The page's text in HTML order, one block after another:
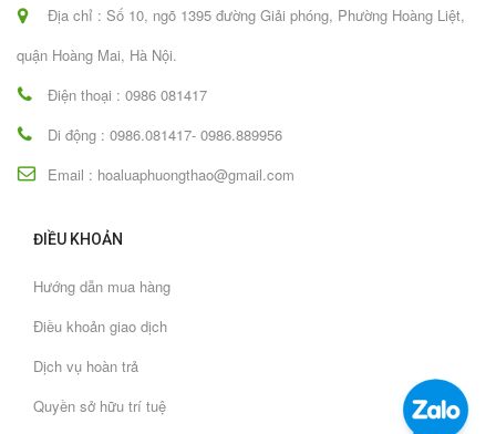
Địa chỉ : Số 10, ngõ 1395 đường Giải phóng, Phường Hoàng Liệt,
quận Hoàng Mai, Hà Nội.
Điện thoại : 0986 081417
Di động : 0986.081417- 0986.889956
Email : hoaluaphuongthao@gmail.com
ĐIỀU KHOẢN
Hướng dẫn mua hàng
Điều khoản giao dịch
Dịch vụ hoàn trả
Quyền sở hữu trí tuệ